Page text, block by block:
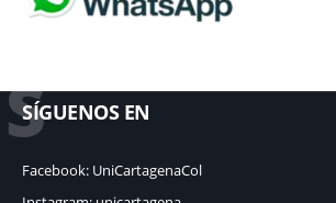
S
SÍGUENOS EN
Facebook: UniCartagenaCol